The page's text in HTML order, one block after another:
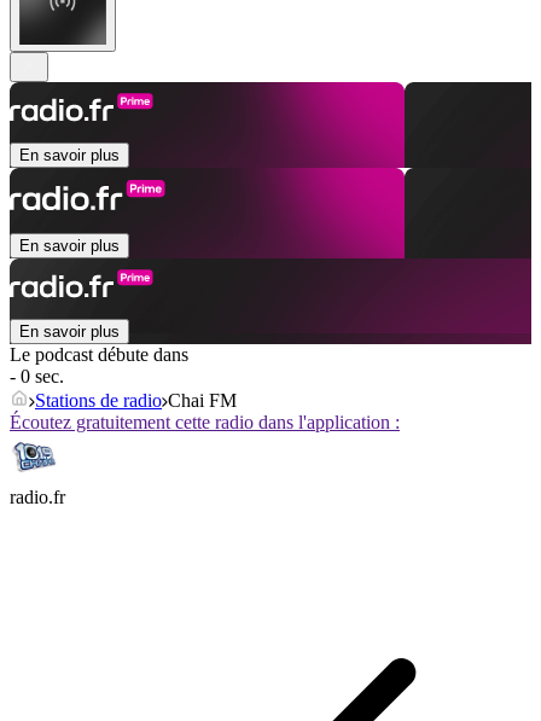
En savoir plus
En savoir plus
En savoir plus
Le podcast débute dans
- 0 sec.
Stations de radio Chai FM
Écoutez gratuitement cette radio dans l'application :
radio.fr